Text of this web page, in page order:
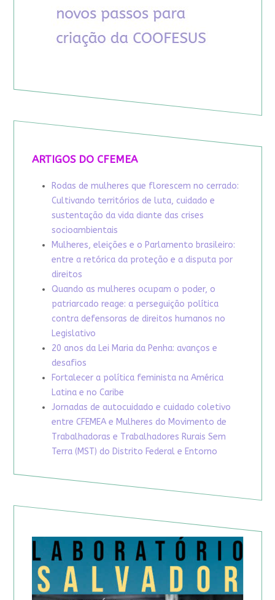
ARTIGOS DO CFEMEA
Rodas de mulheres que florescem no cerrado:
Cultivando territórios de luta, cuidado e
sustentação da vida diante das crises
socioambientais
Mulheres, eleições e o Parlamento brasileiro:
entre a retórica da proteção e a disputa por
direitos
Quando as mulheres ocupam o poder, o
patriarcado reage: a perseguição política
contra defensoras de direitos humanos no
Legislativo
20 anos da Lei Maria da Penha: avanços e
desafios
Fortalecer a política feminista na América
Latina e no Caribe
Jornadas de autocuidado e cuidado coletivo
entre CFEMEA e Mulheres do Movimento de
Trabalhadoras e Trabalhadores Rurais Sem
Terra (MST) do Distrito Federal e Entorno